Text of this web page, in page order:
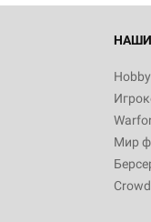
Мир
Берсерк.